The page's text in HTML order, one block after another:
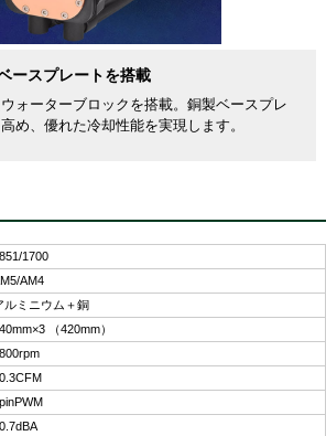
ースプレートを搭載
ォーターブロックを搭載。銅製ベースプレ
め、優れた冷却性能を実現します。
1700
AM4
ルミニウム＋銅
（420mm）